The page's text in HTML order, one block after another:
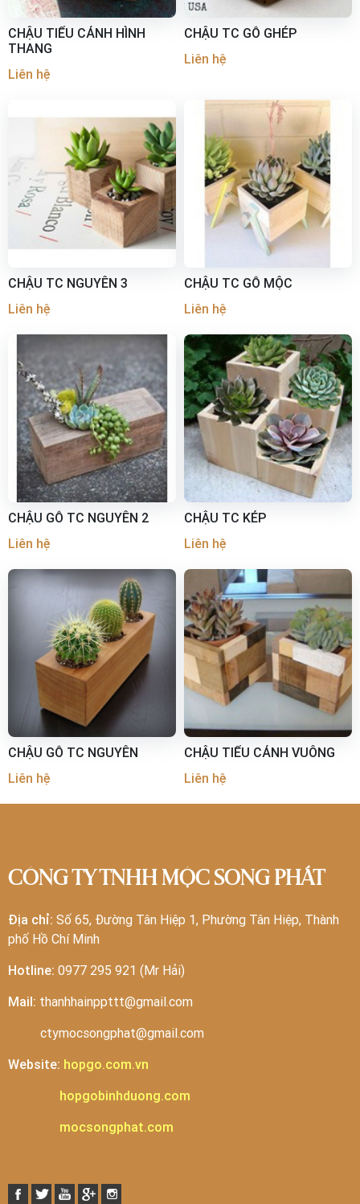
CHẬU TIỂU CẢNH HÌNH
THANG
Liên hệ
CHẬU TC GỖ GHÉP
Liên hệ
CHẬU TC NGUYÊN 3
Liên hệ
CHẬU TC GỖ MỘC
Liên hệ
CHẬU GỖ TC NGUYÊN 2
Liên hệ
CHẬU TC KÉP
Liên hệ
CHẬU GỖ TC NGUYÊN
Liên hệ
CHẬU TIỂU CẢNH VUÔNG
Liên hệ
CÔNG TY TNHH MỘC SONG PHÁT
Địa chỉ: Số 65, Đường Tân Hiệp 1, Phường Tân Hiệp, Thành
phố Hồ Chí Minh
Hotline: 0977 295 921 (Mr Hải)
Mail: thanhhainppttt@gmail.com
ctymocsongphat@gmail.com
Website: hopgo.com.vn
hopgobinhduong.com
mocsongphat.com